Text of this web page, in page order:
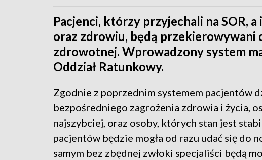
Pacjenci, którzy przyjechali na SOR,
oraz zdrowiu, będą przekierowywani
zdrowotnej. Wprowadzony system
Oddział Ratunkowy.
Zgodnie z poprzednim systemem pacjentów
bezpośredniego zagrożenia zdrowia i życia,
najszybciej, oraz osoby, których stan jest
pacjentów będzie mogła od razu udać się do
samym bez zbędnej zwłoki specjaliści będą